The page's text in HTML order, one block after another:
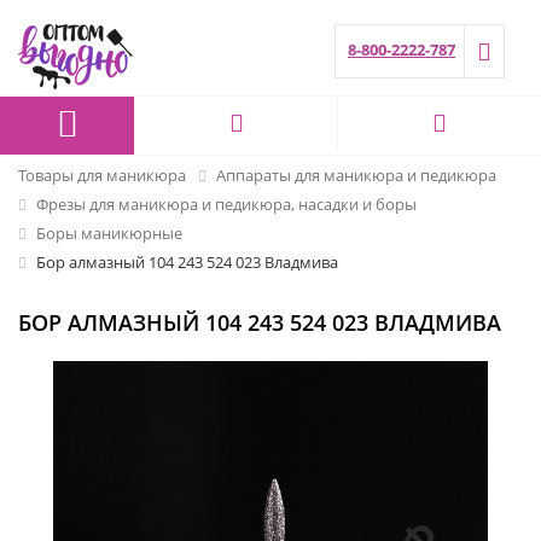
8-800-2222-787
Товары для маникюра
Аппараты для маникюра и педикюра
Фрезы для маникюра и педикюра, насадки и боры
Боры маникюрные
Бор алмазный 104 243 524 023 Владмива
БОР АЛМАЗНЫЙ 104 243 524 023 ВЛАДМИВА